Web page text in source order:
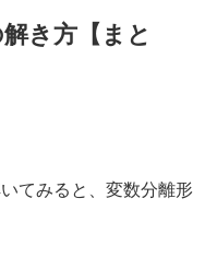
き方【まと
てみると、変数分離形